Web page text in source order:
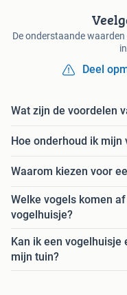
De onderstaande
Deel
Wat zijn de voordelen
Hoe onderhoud ik
Waarom kiezen voor
Welke vogels komen
vogelhuisje?
Kan ik een
mijn tuin?